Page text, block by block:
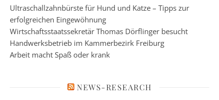
Ultraschallzahnbürste für Hund und Katze – Tipps zur
erfolgreichen Eingewöhnung
Wirtschaftsstaatssekretär Thomas Dörflinger besucht
Handwerksbetrieb im Kammerbezirk Freiburg
Arbeit macht Spaß oder krank
NEWS-RESEARCH